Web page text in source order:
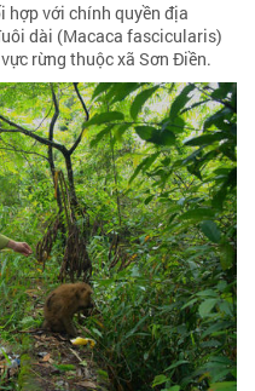
hợp với chính quyền địa
dài (Macaca fascicularis)
rừng thuộc xã Sơn Điền.